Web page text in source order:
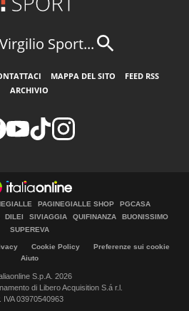
Sport...
MAPPA DEL SITO
FEED RSS
ARCHIVIO
PAGINEGIALLE SHOP
PGCASA
DILEI SIVIAGGIA QUIFINANZA
BUONISSIMO
SUPEREVA
Cookie Policy
Preferenze sui cookie
Aiuto
S.p.A. 2026
di Libero Acquisition S.á r.l.
IVA 03970540963